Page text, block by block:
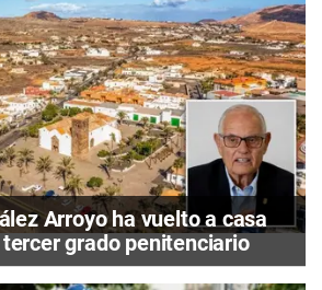
Arroyo ha vuelto a casa
grado penitenciario